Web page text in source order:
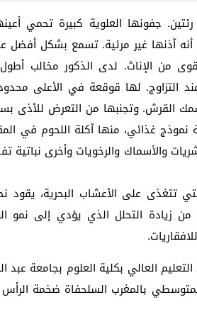
جفونها العلوية كبيرة تحمي
آذنها غير مرئية. تسمع بشكل أفضل
من الإناث. لدى الذكور مخالب
التزاوج. لها قوقعة في الأعلى
القرش. وتجنبها من التعرض للأذى
نموذج غذائي، منها آكلة اللحوم في
والأسماك والرخويات وأخرى نباتية
تتغذى على الأعشاب البحرية، يقود
زيادة التحلل الذي يؤدي إلى نمو
العالي بكلية العلوم بجامعة عبد